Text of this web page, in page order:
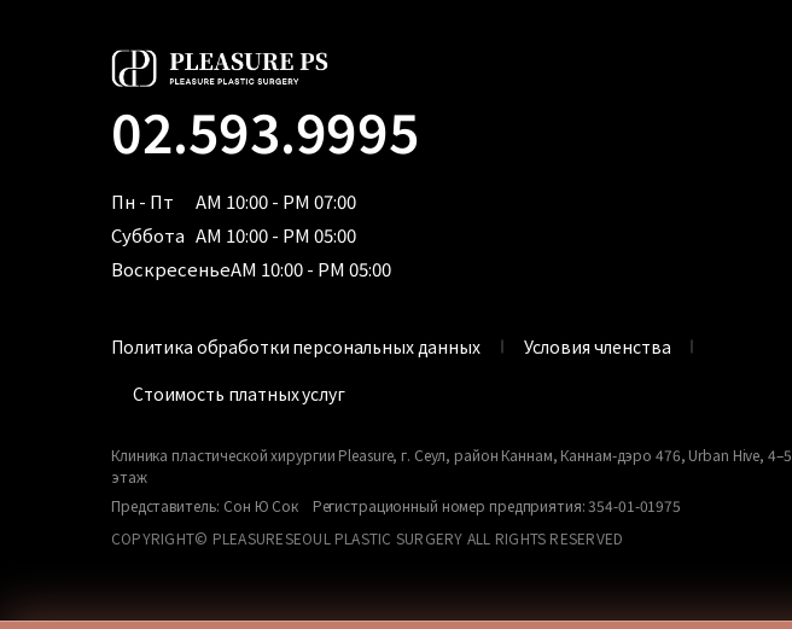
02.593.9995
Пн - Пт
AM 10:00 - PM 07:00
Суббота AM 10:00 - PM 05:00
ВоскресеньеAM 10:00 - PM 05:00
Политика обработки персональных данных
Условия членства
Стоимость платных услуг
Клиника пластической хирургии Pleasure, г. Сеул, район Каннам, Каннам-дэро 476, Urban Hive, 4–5
этаж
Представитель: Сон Ю Сок Регистрационный номер предприятия: 354-01-01975
COPYRIGHT© PLEASURESEOUL PLASTIC SURGERY ALL RIGHTS RESERVED